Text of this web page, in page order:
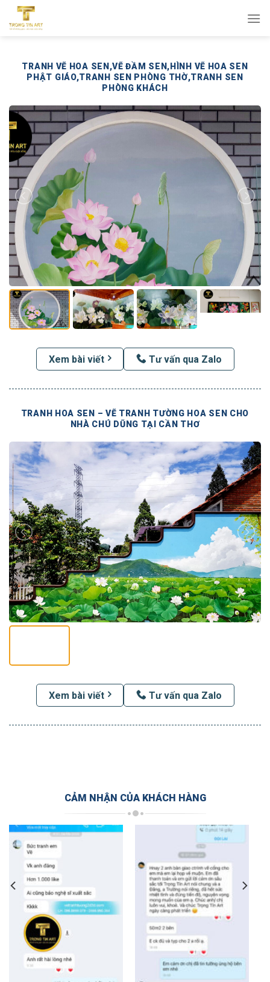
qua
TRANH VẼ HOA SEN,VẼ ĐẦM SEN,HÌNH VẼ HOA SEN
PHẬT GIÁO,TRANH SEN PHÒNG THỜ,TRANH SEN
PHÒNG KHÁCH
Xem bài viết Tư vấn qua Zalo
TRANH HOA SEN – VẼ TRANH TƯỜNG HOA SEN CHO
NHÀ CHÚ DŨNG TẠI CẦN THƠ
Xem bài viết Tư vấn qua Zalo
CẢM NHẬN CỦA KHÁCH HÀNG